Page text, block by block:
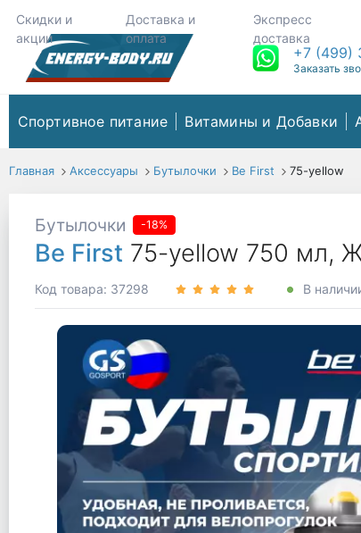
Скидки и
акции
Доставка и
оплата
Экспресс
доставка
+7 (499)
Заказать
Спортивное питание Витамины и Добавки
Главная Аксессуары Бутылочки Be First 75-yellow
Бутылочки -18%
Be First 75-yellow 750 мл,
Код товара: 37298 В